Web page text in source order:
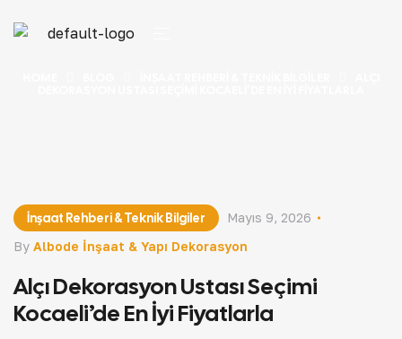
İnşaat Rehberi & Teknik Bilgiler
By Albode İnşaat & Yapı Dekorasyon
Mayıs 9, 2026
Alçı Dekorasyon Ustası Seçimi
Kocaeli’de En İyi Fiyatlarla